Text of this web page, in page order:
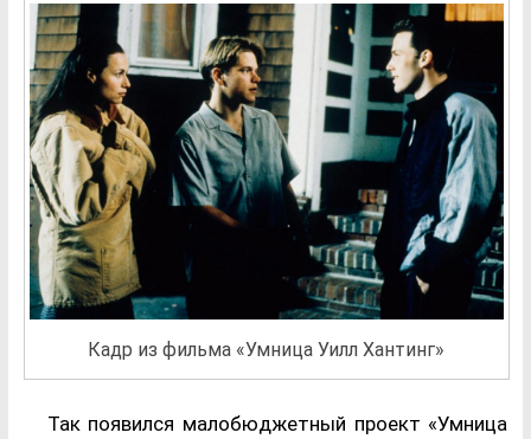
Кадр из фильма «Умница Уилл Хантинг»
Так появился малобюджетный проект «Умница